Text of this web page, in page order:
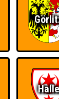
Halle